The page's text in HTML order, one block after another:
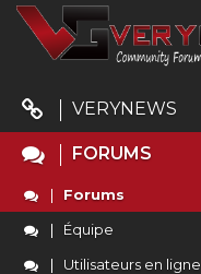
VERYNEWS
FORUMS
Forums
Équipe
Utilisateurs en ligne